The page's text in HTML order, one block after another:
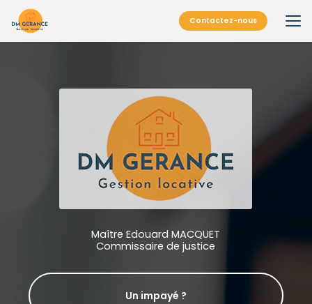
au
contenu
principal
Contactez-nous
Maître Edouard MACQUET
Commissaire de justice
Un impayé ?